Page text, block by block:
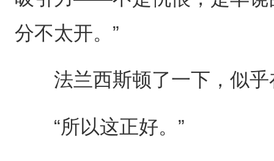
分不太开。”
法兰西斯顿了一下，似乎
“所以这正好。”